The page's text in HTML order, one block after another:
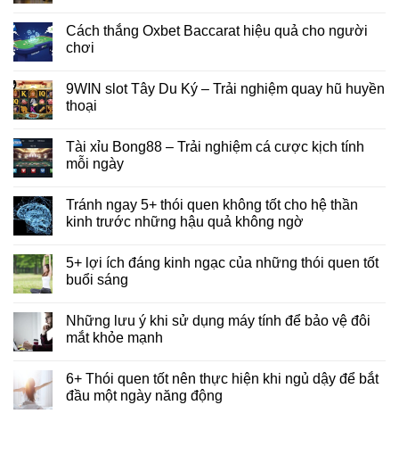
Cách thắng Oxbet Baccarat hiệu quả cho người
chơi
9WIN slot Tây Du Ký – Trải nghiệm quay hũ huyền
thoại
Tài xỉu Bong88 – Trải nghiệm cá cược kịch tính
mỗi ngày
Tránh ngay 5+ thói quen không tốt cho hệ thần
kinh trước những hậu quả không ngờ
5+ lợi ích đáng kinh ngạc của những thói quen tốt
buổi sáng
Những lưu ý khi sử dụng máy tính để bảo vệ đôi
mắt khỏe mạnh
6+ Thói quen tốt nên thực hiện khi ngủ dậy để bắt
đầu một ngày năng động